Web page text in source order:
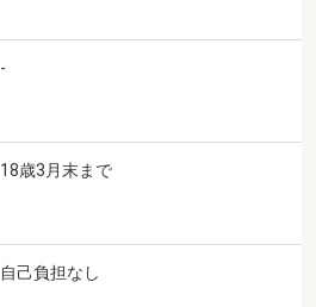
-
18歳3月末まで
自己負担なし